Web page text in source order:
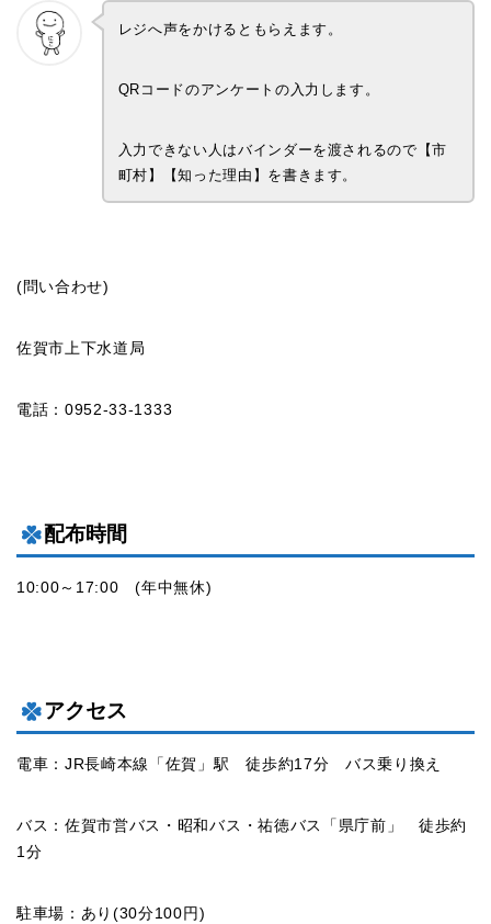
レジへ声をかけるともらえます。
QRコードのアンケートの入力します。
入力できない人はバインダーを渡されるので【市
町村】【知った理由】を書きます。
(問い合わせ)
佐賀市上下水道局
電話：0952-33-1333
配布時間
10:00～17:00 (年中無休)
アクセス
電車：JR長崎本線「佐賀」駅 徒歩約17分 バス乗り換え
バス：佐賀市営バス・昭和バス・祐徳バス「県庁前」 徒歩約
1分
駐車場：あり(30分100円)